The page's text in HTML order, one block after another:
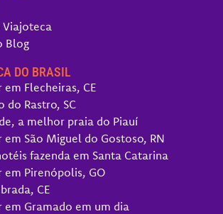
Viajoteca
Blog
DO BRASIL
em Flecheiras, CE
do Rastro, SC
a melhor praia do Piauí
em São Miguel do Gostoso, RN
fazenda em Santa Catarina
em Pirenópolis, GO
CE
em Gramado em um dia